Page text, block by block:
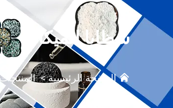
شظايا الميكا
الصفحة الرئيسية>